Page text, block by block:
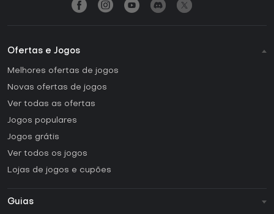
Ofertas e Jogos
Melhores ofertas de jogos
Novas ofertas de jogos
Ver todas as ofertas
Jogos populares
Jogos grátis
Ver todos os jogos
Lojas de jogos e cupões
Guias